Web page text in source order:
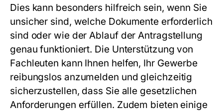
Dies kann besonders hilfreich sein, wenn Sie
unsicher sind, welche Dokumente erforderlich
sind oder wie der Ablauf der Antragstellung
genau funktioniert. Die Unterstützung von
Fachleuten kann Ihnen helfen, Ihr Gewerbe
reibungslos anzumelden und gleichzeitig
sicherzustellen, dass Sie alle gesetzlichen
Anforderungen erfüllen. Zudem bieten einige